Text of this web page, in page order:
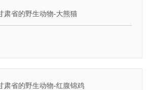
肃省的野生动物-大熊猫
肃省的野生动物-红腹锦鸡